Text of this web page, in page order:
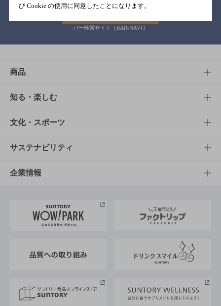
バー検索サイト［BAR-NAVI］
商品
商品TOP
商品一覧
商品発売情報
栄養成分一覧
知る・楽しむ
知る・楽しむTOP
キャンペーン
工場見学
地域情報
文化・スポーツ
文化・スポーツTOP
サントリーホール
サントリーサンバーズ大阪
サステナビリティ
サステナビリティTOP
サントリーが考えるサステナビリティ経営
企業情報
企業概要
採用情報
び Cookie の使用に同意したことになります。